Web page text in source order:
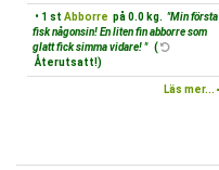
• 1 st Abborre på 0.0 kg. "Min första
fisk någonsin! En liten fin abborre som
glatt fick simma vidare! " (
Återutsatt!)
Läs mer...